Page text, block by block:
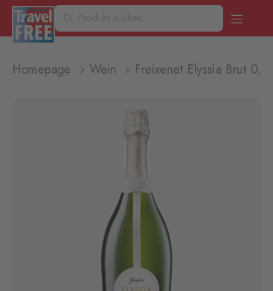
Homepage Wein Freixenet Elyssia Brut